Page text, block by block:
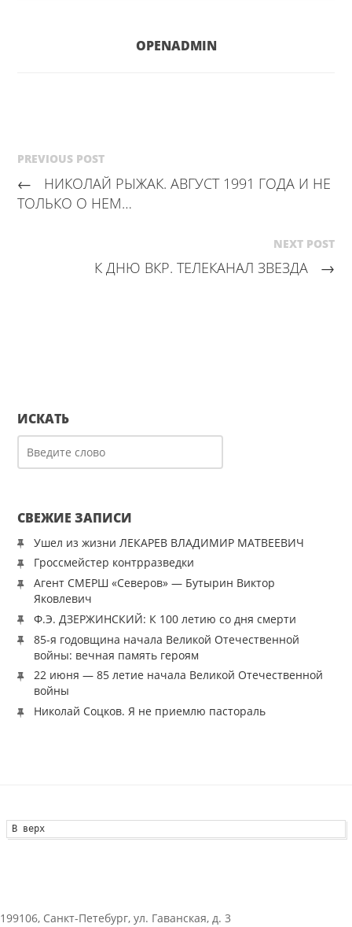
OPENADMIN
PREVIOUS POST
←
НИКОЛАЙ РЫЖАК. АВГУСТ 1991 ГОДА И НЕ
ТОЛЬКО О НЕМ…
NEXT POST
К ДНЮ ВКР. ТЕЛЕКАНАЛ ЗВЕЗДА →
ИСКАТЬ
СВЕЖИЕ ЗАПИСИ
Ушел из жизни ЛЕКАРЕВ ВЛАДИМИР МАТВЕЕВИЧ
Гроссмейстер контрразведки
Агент СМЕРШ «Северов» — Бутырин Виктор
Яковлевич
Ф.Э. ДЗЕРЖИНСКИЙ: К 100 летию со дня смерти
85-я годовщина начала Великой Отечественной
войны: вечная память героям
22 июня — 85 летие начала Великой Отечественной
войны
Николай Соцков. Я не приемлю пастораль
В верх
199106, Санкт-Петебург, ул. Гаванская, д. 3